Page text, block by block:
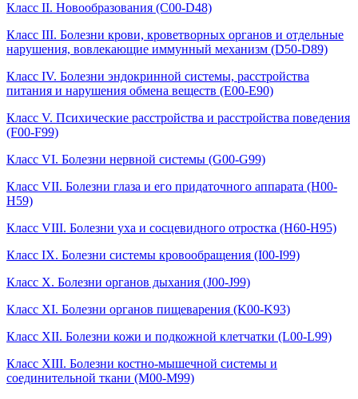
Класс II. Новообразования (C00-D48)
Класс III. Болезни крови, кроветворных органов и отдельные
нарушения, вовлекающие иммунный механизм (D50-D89)
Класс IV. Болезни эндокринной системы, расстройства
питания и нарушения обмена веществ (E00-E90)
Класс V. Психические расстройства и расстройства поведения
(F00-F99)
Класс VI. Болезни нервной системы (G00-G99)
Класс VII. Болезни глаза и его придаточного аппарата (H00-
H59)
Класс VIII. Болезни уха и сосцевидного отростка (H60-H95)
Класс IX. Болезни системы кровообращения (I00-I99)
Класс X. Болезни органов дыхания (J00-J99)
Класс XI. Болезни органов пищеварения (K00-K93)
Класс XII. Болезни кожи и подкожной клетчатки (L00-L99)
Класс XIII. Болезни костно-мышечной системы и
соединительной ткани (M00-M99)